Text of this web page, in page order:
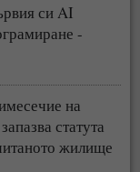
си AI
-
на
статута
жилище